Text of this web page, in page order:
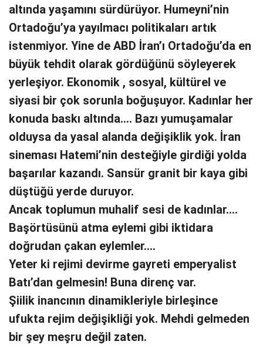
altında yaşamını sürdürüyor. Humeyni’nin
Ortadoğu’ya yayılmacı politikaları artık
istenmiyor. Yine de ABD İran’ı Ortadoğu’da en
büyük tehdit olarak gördüğünü söyleyerek
yerleşiyor. Ekonomik , sosyal, kültürel ve
siyasi bir çok sorunla boğuşuyor. Kadınlar her
konuda baskı altında…. Bazı yumuşamalar
olduysa da yasal alanda değişiklik yok. İran
sineması Hatemi’nin desteğiyle girdiği yolda
başarılar kazandı. Sansür granit bir kaya gibi
düştüğü yerde duruyor.
Ancak toplumun muhalif sesi de kadınlar….
Başörtüsünü atma eylemi gibi iktidara
doğrudan çakan eylemler….
Yeter ki rejimi devirme gayreti emperyalist
Batı’dan gelmesin! Buna direnç var.
Şiilik inancının dinamikleriyle birleşince
ufukta rejim değişikliği yok. Mehdi gelmeden
bir şey meşru değil zaten.